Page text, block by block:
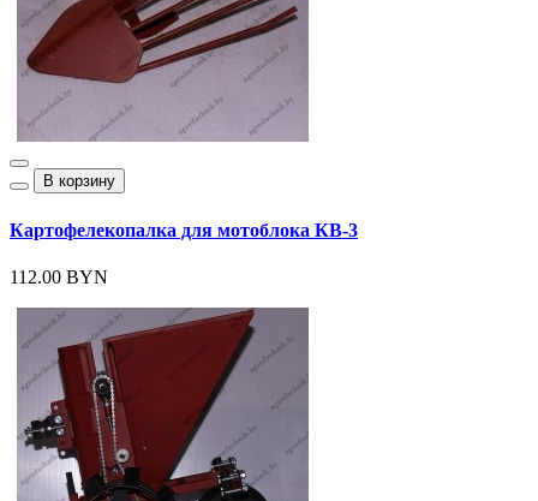
В корзину
Картофелекопалка для мотоблока КВ-3
112.00 BYN